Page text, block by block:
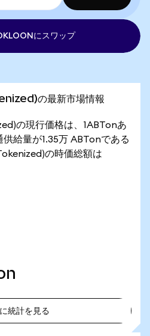
にスワップ
の最新市場情報
の現行価格は、1ABTonあ
給量が1.35万 ABTonである
の時価総額は
統計を見る